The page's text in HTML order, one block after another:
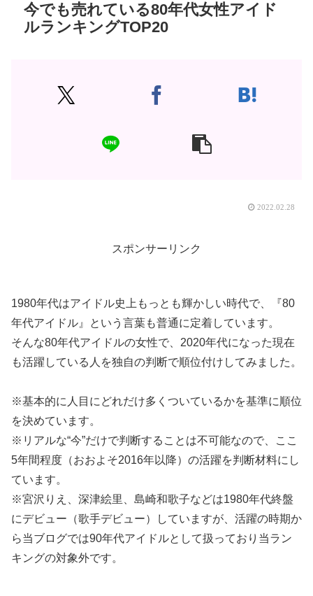
今でも売れている80年代女性アイド
ルランキングTOP20
2022.02.28
スポンサーリンク
1980年代はアイドル史上もっとも輝かしい時代で、『80
年代アイドル』という言葉も普通に定着しています。
そんな80年代アイドルの女性で、2020年代になった現在
も活躍している人を独自の判断で順位付けしてみました。
※基本的に人目にどれだけ多くついているかを基準に順位
を決めています。
※リアルな“今”だけで判断することは不可能なので、ここ
5年間程度（おおよそ2016年以降）の活躍を判断材料にし
ています。
※宮沢りえ、深津絵里、島崎和歌子などは1980年代終盤
にデビュー（歌手デビュー）していますが、活躍の時期か
ら当ブログでは90年代アイドルとして扱っており当ラン
キングの対象外です。